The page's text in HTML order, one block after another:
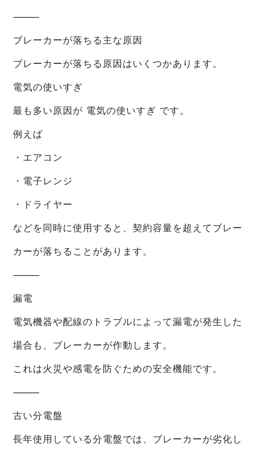
⸻
ブレーカーが落ちる主な原因
ブレーカーが落ちる原因はいくつかあります。
電気の使いすぎ
最も多い原因が 電気の使いすぎ です。
例えば
・エアコン
・電子レンジ
・ドライヤー
などを同時に使用すると、契約容量を超えてブレー
カーが落ちることがあります。
⸻
漏電
電気機器や配線のトラブルによって漏電が発生した
場合も、ブレーカーが作動します。
これは火災や感電を防ぐための安全機能です。
⸻
古い分電盤
長年使用している分電盤では、ブレーカーが劣化し